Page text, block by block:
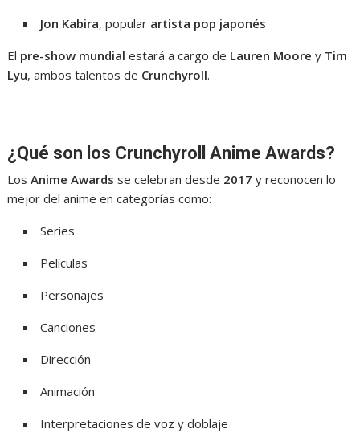
Jon Kabira, popular artista pop japonés
El pre-show mundial estará a cargo de Lauren Moore y Tim
Lyu, ambos talentos de Crunchyroll.
¿Qué son los Crunchyroll Anime Awards?
LosAnime Awards se celebran desde 2017 y reconocen lo
mejor del anime en categorías como:
Series
Películas
Personajes
Canciones
Dirección
Animación
Interpretaciones de voz y doblaje